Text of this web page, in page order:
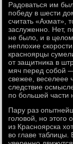
Радоваться им
победу в шести
считать «Ахмат»,
заслуженно. Нет,
не было, и в
неплохие
красноярцы
от защитника в
мяч перед собой
свежее, веселеее
следствие
по большей части
Пару раз
головой, но этого
из Красноярска
во главе